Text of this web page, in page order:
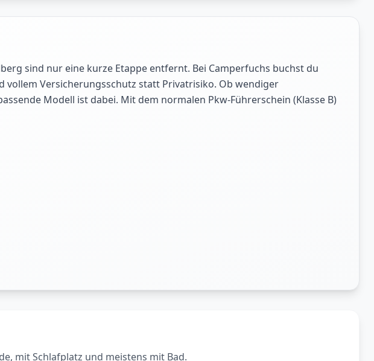
sind nur eine kurze Etappe entfernt. Bei Camperfuchs buchst du
Versicherungsschutz statt Privatrisiko. Ob wendiger
Modell ist dabei. Mit dem normalen Pkw-Führerschein (Klasse B)
mit Schlafplatz und meistens mit Bad.